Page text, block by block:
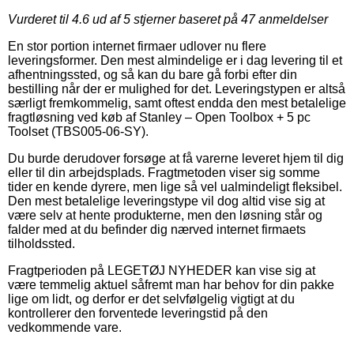
Vurderet til 4.6 ud af 5 stjerner baseret på 47anmeldelser
En stor portion internet firmaer udlover nu flere
leveringsformer. Den mest almindelige er i dag levering til et
afhentningssted, og så kan du bare gå forbi efter din
bestilling når der er mulighed for det. Leveringstypen er altså
særligt fremkommelig, samt oftest endda den mest betalelige
fragtløsning ved køb af Stanley – Open Toolbox + 5 pc
Toolset (TBS005-06-SY).
Du burde derudover forsøge at få varerne leveret hjem til dig
eller til din arbejdsplads. Fragtmetoden viser sig somme
tider en kende dyrere, men lige så vel ualmindeligt fleksibel.
Den mest betalelige leveringstype vil dog altid vise sig at
være selv at hente produkterne, men den løsning står og
falder med at du befinder dig nærved internet firmaets
tilholdssted.
Fragtperioden på LEGETØJ NYHEDER kan vise sig at
være temmelig aktuel såfremt man har behov for din pakke
lige om lidt, og derfor er det selvfølgelig vigtigt at du
kontrollerer den forventede leveringstid på den
vedkommende vare.